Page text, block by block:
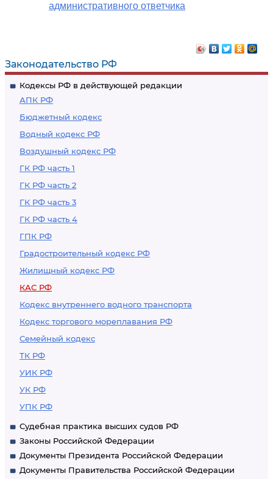
Законодательство РФ
Кодексы РФ в действующей редакции
АПК РФ
Бюджетный кодекс
Водный кодекс РФ
Воздушный кодекс РФ
ГК РФ часть 1
ГК РФ часть 2
ГК РФ часть 3
ГК РФ часть 4
ГПК РФ
Градостроительный кодекс РФ
Жилищный кодекс РФ
КАС РФ
Кодекс внутреннего водного транспорта
Кодекс торгового мореплавания РФ
Семейный кодекс
ТК РФ
УИК РФ
УК РФ
УПК РФ
Судебная практика высших судов РФ
Законы Российской Федерации
Документы Президента Российской Федерации
Документы Правительства Российской Федерации
административного ответчика